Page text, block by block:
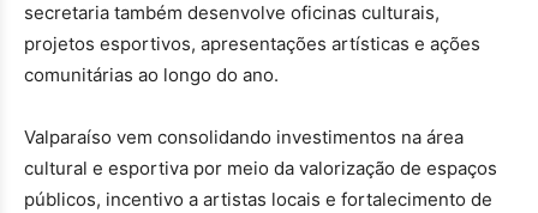
secretaria também desenvolve oficinas culturais,
projetos esportivos, apresentações artísticas e ações
comunitárias ao longo do ano.
Valparaíso vem consolidando investimentos na área
cultural e esportiva por meio da valorização de espaços
públicos, incentivo a artistas locais e fortalecimento de